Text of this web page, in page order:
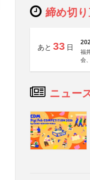
締め切
あと 33 日
福
会
ニュー